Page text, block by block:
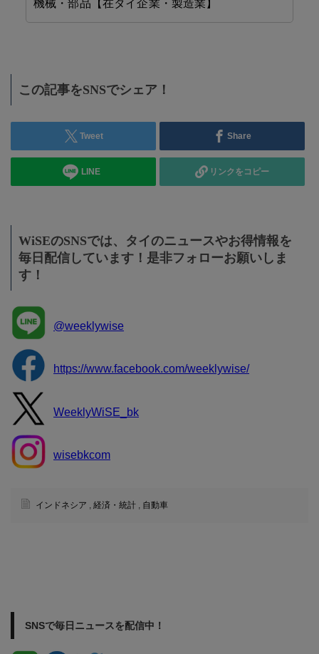
機械・部品【在タイ企業・製造業】
この記事をSNSでシェア！
Tweet Share
LINE リンクをコピー
WiSEのSNSでは、タイのニュースやお得情報を
毎日配信しています！是非フォローお願いしま
す！
@weeklywise
https://www.facebook.com/weeklywise/
WeeklyWiSE_bk
wisebkcom
インドネシア , 経済・統計 , 自動車
SNSで毎日ニュースを配信中！